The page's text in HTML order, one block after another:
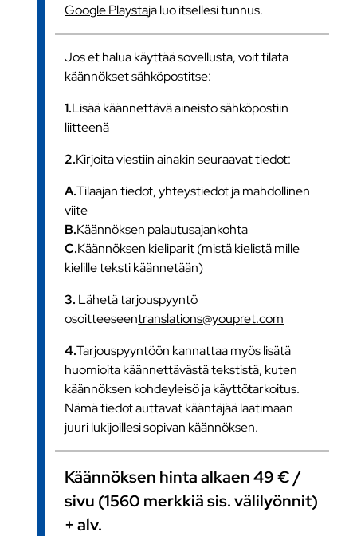
Google Playstaja luo itsellesi tunnus.
Jos et halua käyttää sovellusta, voit tilata
käännökset sähköpostitse:
1.Lisää käännettävä aineisto sähköpostiin
liitteenä
2.Kirjoita viestiin ainakin seuraavat tiedot:
A.Tilaajan tiedot, yhteystiedot ja mahdollinen
viite
B.Käännöksen palautusajankohta
C.Käännöksen kieliparit (mistä kielistä mille
kielille teksti käännetään)
3. Lähetä tarjouspyyntö
osoitteeseentranslations@youpret.com
4.Tarjouspyyntöön kannattaa myös lisätä
huomioita käännettävästä tekstistä, kuten
käännöksen kohdeyleisö ja käyttötarkoitus.
Nämä tiedot auttavat kääntäjää laatimaan
juuri lukijoillesi sopivan käännöksen.
Käännöksen hinta alkaen 49 € /
sivu (1560 merkkiä sis. välilyönnit)
+ alv.